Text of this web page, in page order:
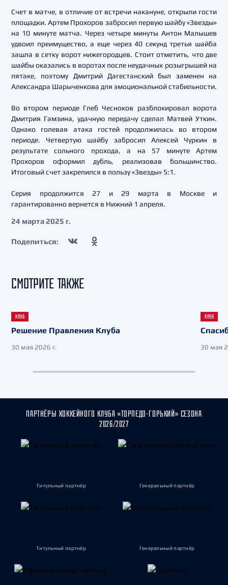
Счет в матче, в отличие от встречи накануне, открыли гости
площадки. Артем Прохоров забросил первую шайбу «Звезды»
на 10 минуте матча. Через четыре минуты Антон Малышев
удвоил преимущество, а еще через 40 секунд третья шайба
зашла в сетку ворот нижегородцев. Стоит отметить, что две
шайбы оказались в воротах после неудачных розыгрышей на
пятаке, поэтому Дмитрий Дагестанский был заменен на
Александра Шарыченкова для эмоциональной стабильности.
Во втором периоде Глеб Чесноков разблокировал ворота
Дмитрия Гамзина, удачную передачу сделал Матвей Уткин.
Однако голевая атака гостей продолжилась во втором
периоде. Четвертую шайбу забросил Алексей Чуркин в
результате сольного прохода, а на 57 минуте Артем
Прохоров оформил дубль, реализовав большинство.
Итоговый счет закрепился в пользу «Звезды» 5:1.
Серия продолжится 27 и 29 марта в Москве и
гарантированно вернется в Нижний 1 апреля.
24 марта 2025 г.
Поделиться:
СМОТРИТЕ ТАКЖЕ
КЛУБ
Решение Правления Клуба
30 мая 2026 г.
КЛУБ
30 мая
ПАРТНЁРЫ ХОККЕЙНОГО КЛУБА «ТОРПЕДО-ГОРЬКИЙ» СЕЗОНА
2026/2027
Титульный партнёр Генеральный партнёр
Титульный партнёр Генеральный партнёр